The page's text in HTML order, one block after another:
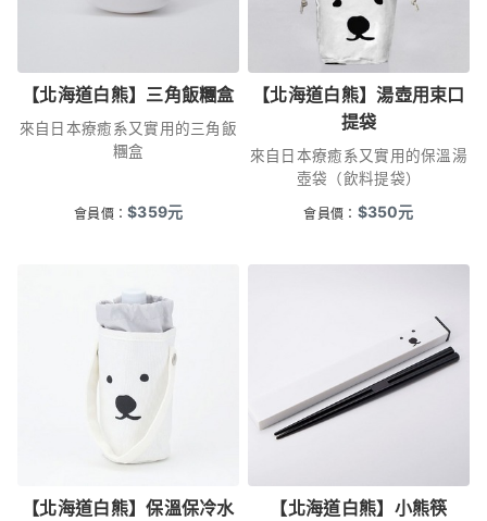
【北海道白熊】三角飯糰盒
來自日本療癒系又實用的三角飯
糰盒
會員價：$359元
【北海道白熊】湯壺用束口
提袋
來自日本療癒系又實用的保溫湯
壺袋（飲料提袋）
會員價： $350元
【北海道白熊】保溫保冷水
【北海道白熊】小熊筷